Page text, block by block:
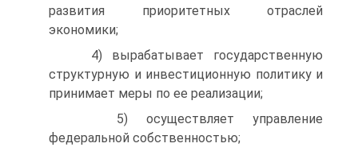
развития приоритетных отраслей
экономики;
4) вырабатывает государственную
структурную и инвестиционную политику и
принимает меры по ее реализации;
5) осуществляет управление
федеральной собственностью;